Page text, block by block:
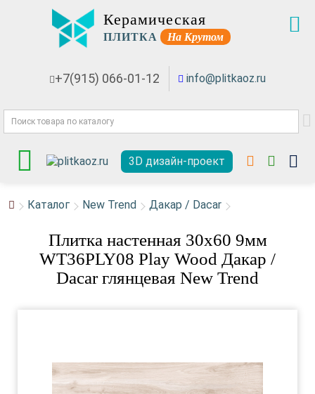
Керамическая
ПЛИТКА На Крутом
+7(915) 066-01-12 info@plitkaoz.ru
3D дизайн-проект
Каталог New Trend Дакар / Dacar
Плитка настенная 30x60 9мм
WT36PLY08 Play Wood Дакар /
Dacar глянцевая New Trend